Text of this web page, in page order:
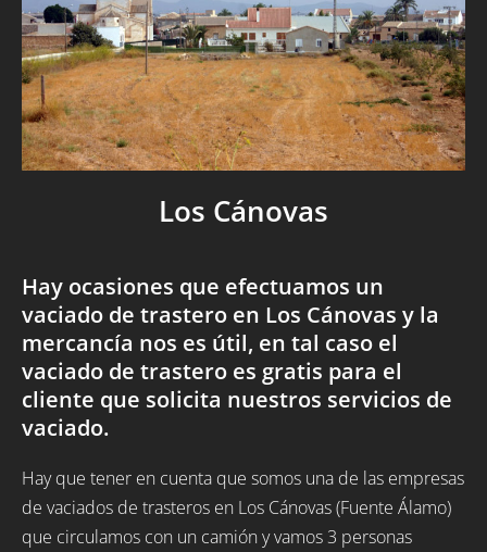
Los Cánovas
Hay ocasiones que efectuamos un
vaciado de trastero en Los Cánovas y la
mercancía nos es útil, en tal caso el
vaciado de trastero es gratis para el
cliente que solicita nuestros servicios de
vaciado.
Hay que tener en cuenta que somos una de las empresas
de vaciados de trasteros en Los Cánovas (Fuente Álamo)
que circulamos con un camión y vamos 3 personas